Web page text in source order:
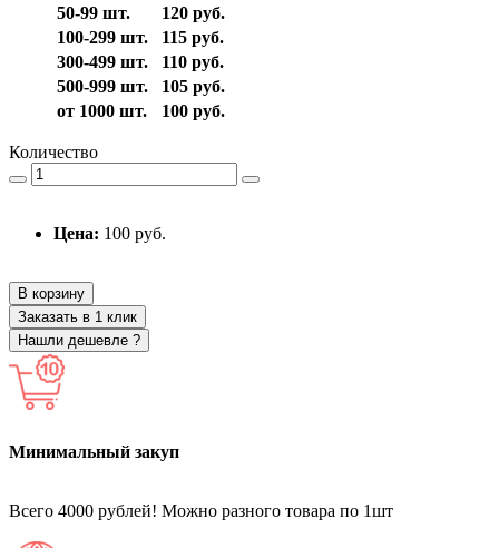
50-99 шт.
120 руб.
100-299 шт.
115 руб.
300-499 шт.
110 руб.
500-999 шт.
105 руб.
от 1000 шт.
100 руб.
Количество
Цена: 100 руб.
В корзину
Заказать в 1 клик
Нашли дешевле ?
Минимальный закуп
Всего 4000 рублей! Можно разного товара по 1шт